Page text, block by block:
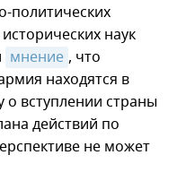
политических
наук
мнение , что
находятся в
о вступлении страны
действий по
не может